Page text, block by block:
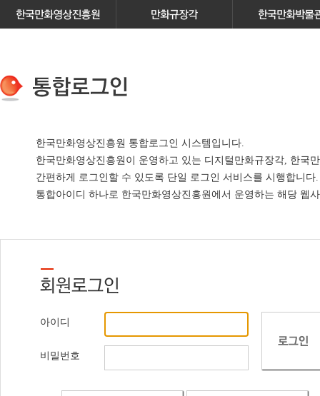
한국만화영상진흥원 통합로그인 시스템입니다.
한국만화영상진흥원이 운영하고 있는 디지털만화규장각, 한국
간편하게 로그인할 수 있도록 단일 로그인 서비스를 시행합니다.
통합아이디 하나로 한국만화영상진흥원에서 운영하는 해당 웹
아이디
비밀번호